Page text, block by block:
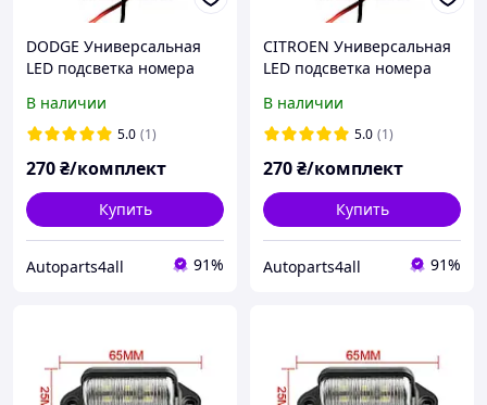
DODGE Универсальная
LED подсветка номера
светодиодная фонарь
номерного знаку диодная
В наличии
5.0 (1)
270₴/комплект
Купить
Autoparts4all 91%
CITROEN Универсальная
LED подсветка номера
светодиодная фонарь
номерного знаку диодная
В наличии
5.0 (1)
270₴/комплект
Купить
Autoparts4all 91%